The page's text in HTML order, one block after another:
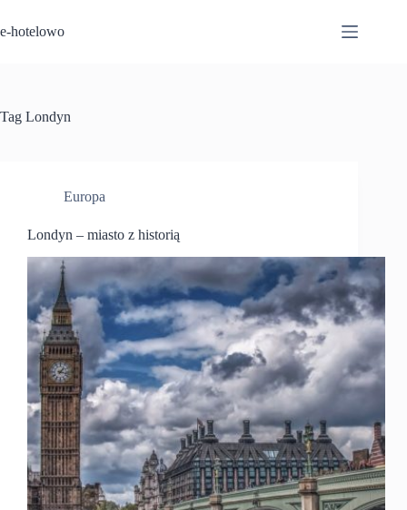
do
treści
e-hotelowo
Tag Londyn
Europa
Londyn – miasto z historią